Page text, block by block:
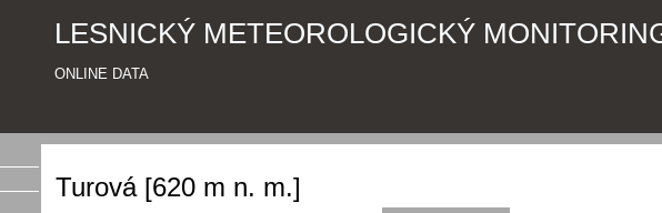
LESNICKÝ METEOROLOGICKÝ
ONLINE DATA
Turová [620 m n. m.]